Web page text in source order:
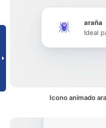
araña
Ideal
Icono animado